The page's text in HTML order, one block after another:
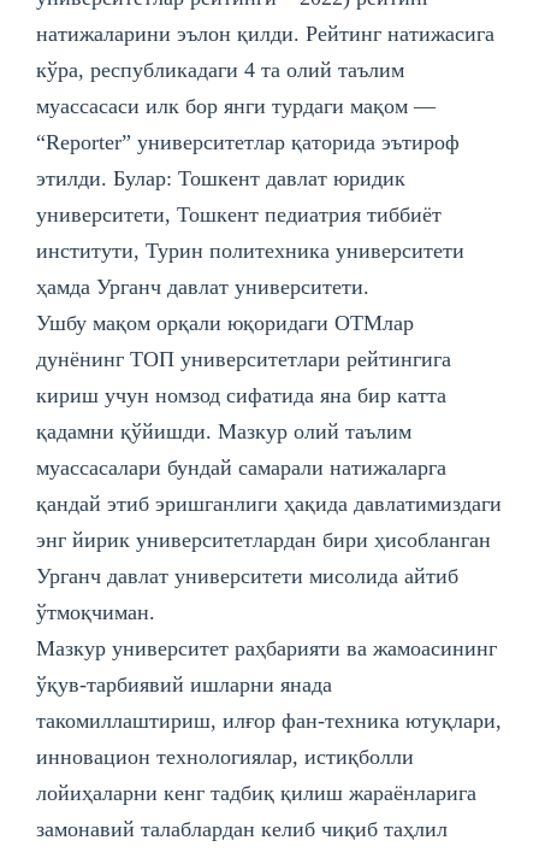
натижаларини эълон қилди. Рейтинг натижасига
кўра, республикадаги 4 та олий таълим
муассасаcи илк бор янги турдаги мақом —
“Reportеr” университетлар қаторида эътироф
этилди. Булар: Тошкент давлат юридик
университети, Тошкент педиатрия тиббиёт
институти, Турин политехника университети
ҳамда Урганч давлат университети.
Ушбу мақом орқали юқоридаги ОТМлар
дунёнинг ТОП университетлари рейтингига
кириш учун номзод сифатида яна бир катта
қадамни қўйишди. Мазкур олий таълим
муассасалари бундай самарали натижаларга
қандай этиб эришганлиги ҳақида давлатимиздаги
энг йирик университетлардан бири ҳисобланган
Урганч давлат университети мисолида айтиб
ўтмоқчиман.
Мазкур университет раҳбарияти ва жамоасининг
ўқув-тарбиявий ишларни янада
такомиллаштириш, илғор фан-техника ютуқлари,
инновацион технологиялар, истиқболли
лойиҳаларни кенг тадбиқ қилиш жараёнларига
замонавий талаблардан келиб чиқиб таҳлил